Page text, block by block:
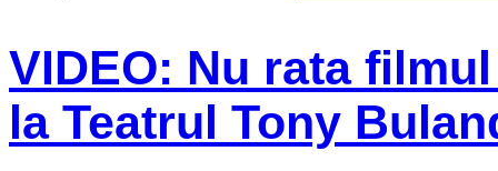
VIDEO: Nu rata
la Teatrul Tony